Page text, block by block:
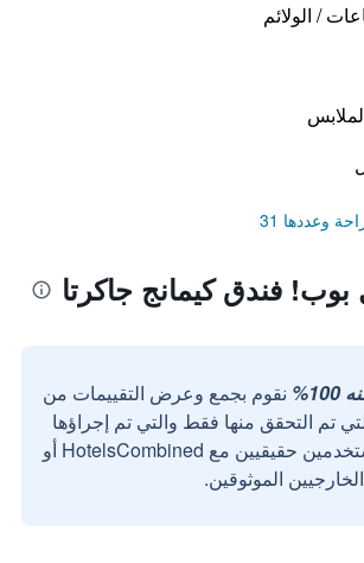
/ الولائم
وعددها 31
فندق كيمانج جاكرتا
نقوم بجمع وعرض التقييمات من
تم التحقق منها فقط والتي تم إجراؤها
بواسطة مستخدمين حقيقيين مع HotelsCombined أو
الموثوقين.